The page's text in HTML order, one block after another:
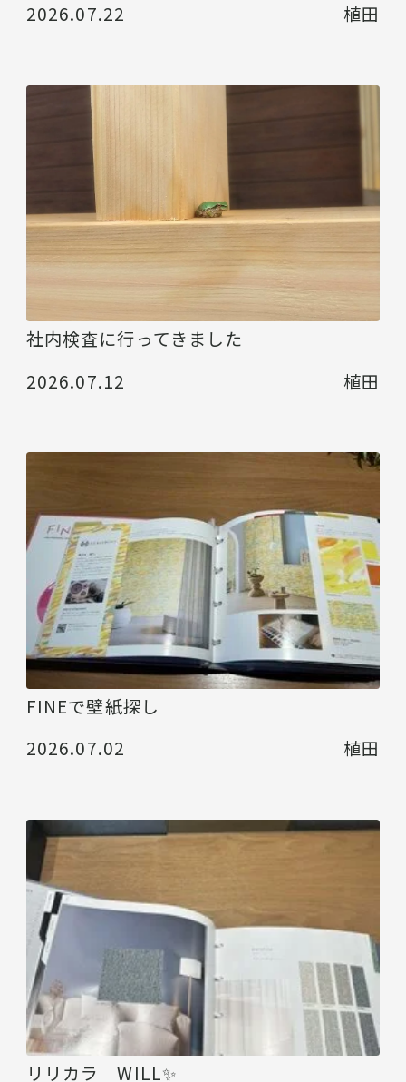
2026.07.22
植田
社内検査に行ってきました
2026.07.12
植田
FINEで壁紙探し
2026.07.02
植田
リリカラ WILL✨